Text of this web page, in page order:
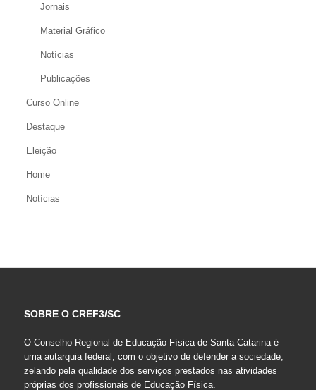
Jornais
Material Gráfico
Notícias
Publicações
Curso Online
Destaque
Eleição
Home
Notícias
SOBRE O CREF3/SC
O Conselho Regional de Educação Física de Santa Catarina é
uma autarquia federal, com o objetivo de defender a sociedade,
zelando pela qualidade dos serviços prestados nas atividades
próprias dos profissionais de Educação Física.